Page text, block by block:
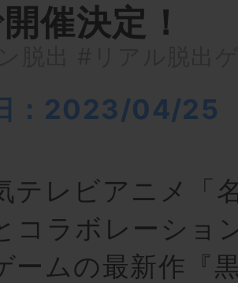
催決定！
：2023/04/25
テレビアニメ「
コラボレーショ
ームの最新作『